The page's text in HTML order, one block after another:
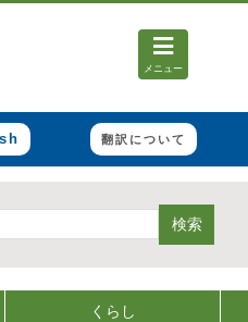
メニュー
翻訳について
検索
くらし